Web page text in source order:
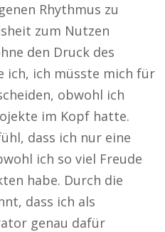
Rhythmus zu
zum Nutzen
den Druck des
ich, ich müsste mich für
obwohl ich
im Kopf hatte.
dass ich nur eine
ich so viel Freude
habe. Durch die
dass ich als
genau dafür